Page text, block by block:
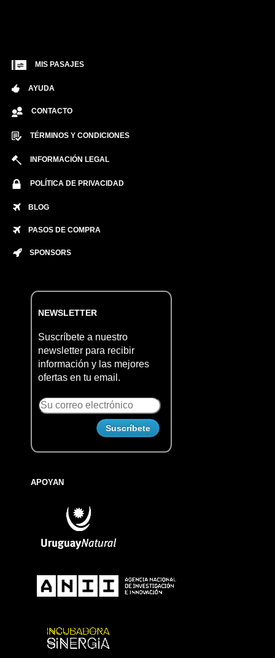
MIS PASAJES
AYUDA
CONTACTO
TÉRMINOS Y CONDICIONES
INFORMACIÓN LEGAL
POLÍTICA DE PRIVACIDAD
BLOG
PASOS DE COMPRA
SPONSORS
NEWSLETTER
Suscríbete a nuestro
newsletter para recibir
información y las mejores
ofertas en tu email.
APOYAN